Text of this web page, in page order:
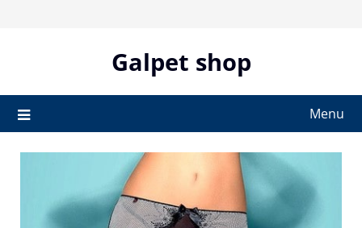
Galpet shop
Menu